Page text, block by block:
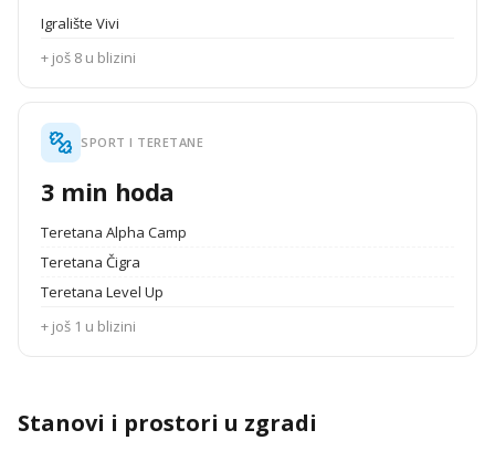
Igralište Vivi
+ još 8 u blizini
SPORT I TERETANE
3 min hoda
Teretana Alpha Camp
Teretana Čigra
Teretana Level Up
+ još 1 u blizini
Stanovi i prostori u zgradi